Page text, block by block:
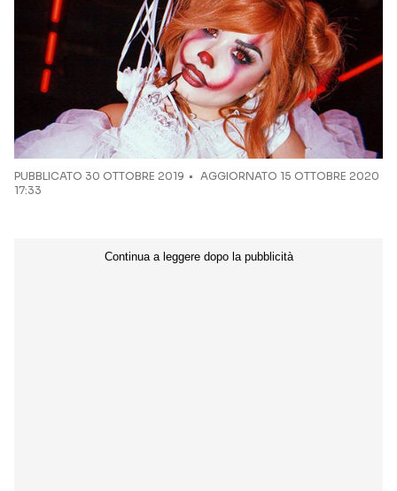
PUBBLICATO 30 OTTOBRE 2019
AGGIORNATO 15 OTTOBRE 2020
17:33